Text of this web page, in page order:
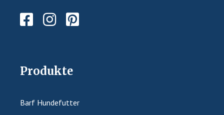
Produkte
Barf Hundefutter